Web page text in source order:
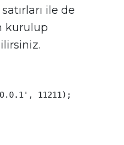
ile de
kurulup
11211);